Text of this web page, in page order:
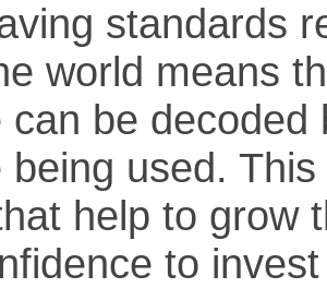
standards
world means
can be
being used.
help to grow
to